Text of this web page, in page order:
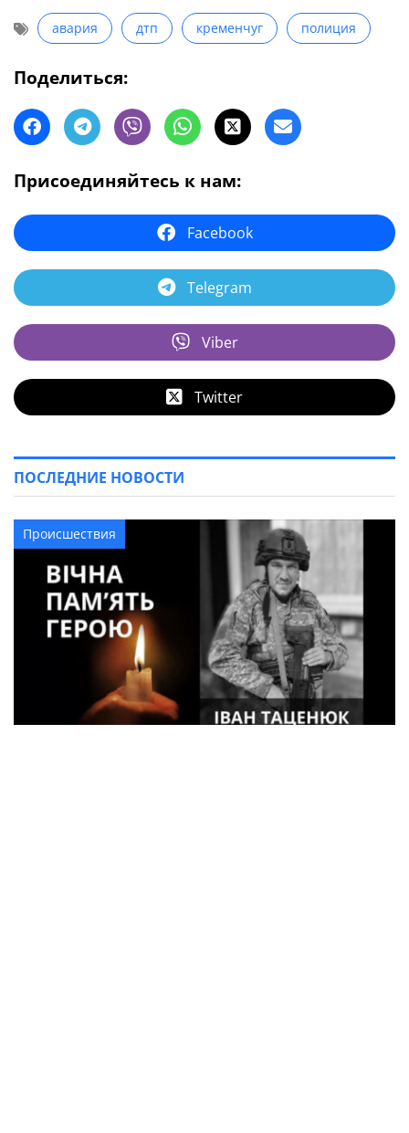
авария дтп кременчуг полиция
Поделиться:
Присоединяйтесь к нам:
Facebook
Telegram
Viber
Twitter
ПОСЛЕДНИЕ НОВОСТИ
Происшествия